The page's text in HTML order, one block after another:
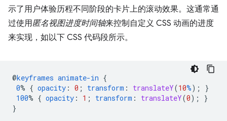
示了用户体验历程不同阶段的卡片上的滚动效果。这通常通
过使用匿名视图进度时间轴来控制自定义 CSS 动画的进度
来实现，如以下 CSS 代码段所示。
@keyframes animate-in {
0% { opacity : 0 ; transform : translateY(10%);
}
100% { opacity : 1 ; transform : translateY(0);
}
}